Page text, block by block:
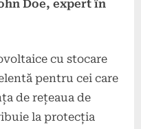
Doe, expert în
cu stocare
pentru cei care
de rețeaua de
la protecția